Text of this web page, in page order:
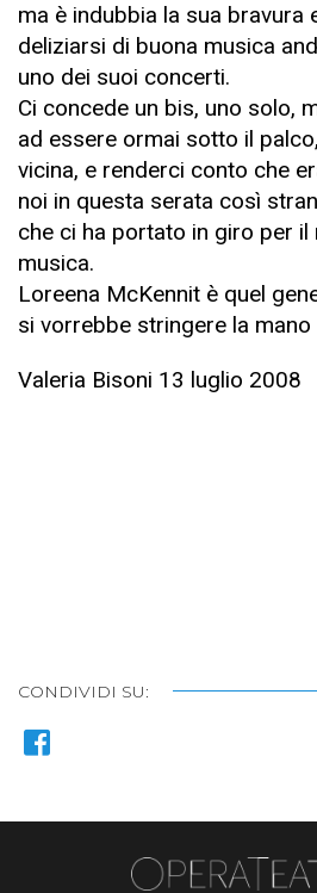
ma è indubbia la sua bravura
deliziarsi di buona musica
uno dei suoi concerti.
Ci concede un bis, uno solo,
ad essere ormai sotto il
vicina, e renderci conto che
noi in questa serata così
che ci ha portato in giro per il
musica.
Loreena McKennit è quel
si vorrebbe stringere la mano
Valeria Bisoni 13 luglio 2008
CONDIVIDI SU: